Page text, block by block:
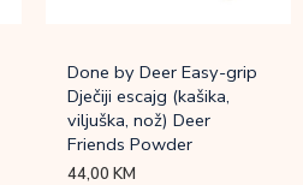
Done by Deer Easy-grip
Dječiji escajg (kašika,
viljuška, nož) Deer
Friends Powder
44,00KM